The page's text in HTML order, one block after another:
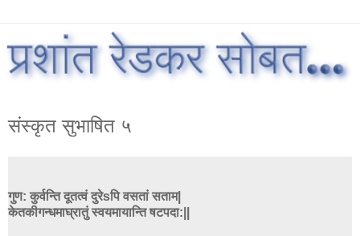
संस्कृत सुभाषित ५
गुण: कुर्वन्ति दूतत्वं दुरेsपि वसतां सताम|
केतकीगन्धमाघ्रातुं स्वयमायान्ति षटपदा:||